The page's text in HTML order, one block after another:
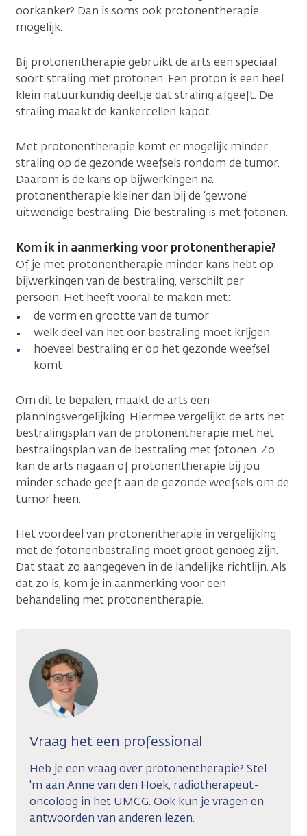
oorkanker? Dan is soms ook protonentherapie
mogelijk.
Bij protonentherapie gebruikt de arts een speciaal
soort straling met protonen. Een proton is een heel
klein natuurkundig deeltje dat straling afgeeft. De
straling maakt de kankercellen kapot.
Met protonentherapie komt er mogelijk minder
straling op de gezonde weefsels rondom de tumor.
Daarom is de kans op bijwerkingen na
protonentherapie kleiner dan bij de ‘gewone’
uitwendige bestraling. Die bestraling is met fotonen.
Kom ik in aanmerking voor protonentherapie?
Of je met protonentherapie minder kans hebt op
bijwerkingen van de bestraling, verschilt per
persoon. Het heeft vooral te maken met:
de vorm en grootte van de tumor
welk deel van het oor bestraling moet krijgen
hoeveel bestraling er op het gezonde weefsel
komt
Om dit te bepalen, maakt de arts een
planningsvergelijking. Hiermee vergelijkt de arts het
bestralingsplan van de protonentherapie met het
bestralingsplan van de bestraling met fotonen. Zo
kan de arts nagaan of protonentherapie bij jou
minder schade geeft aan de gezonde weefsels om de
tumor heen.
Het voordeel van protonentherapie in vergelijking
met de fotonenbestraling moet groot genoeg zijn.
Dat staat zo aangegeven in de landelijke richtlijn. Als
dat zo is, kom je in aanmerking voor een
behandeling met protonentherapie.
Vraag het een professional
Heb je een vraag over protonentherapie? Stel
'm aan Anne van den Hoek, radiotherapeut-
oncoloog in het UMCG. Ook kun je vragen en
antwoorden van anderen lezen.